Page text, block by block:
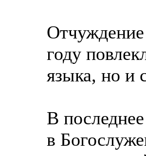
Отчуждение
году
языка, но и
В
в